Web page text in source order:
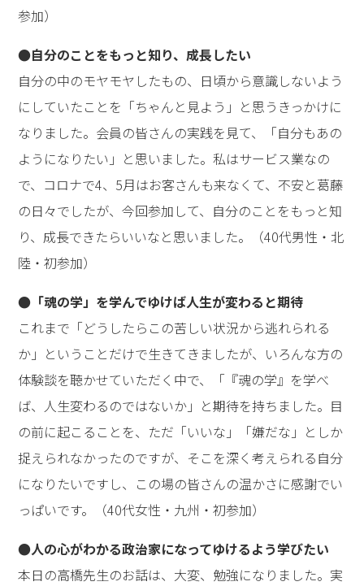
参加）
●自分のことをもっと知り、成長したい
自分の中のモヤモヤしたもの、日頃から意識しないよう
にしていたことを「ちゃんと見よう」と思うきっかけに
なりました。会員の皆さんの実践を見て、「自分もあの
ようになりたい」と思いました。私はサービス業なの
で、コロナで4、5月はお客さんも来なくて、不安と葛藤
の日々でしたが、今回参加して、自分のことをもっと知
り、成長できたらいいなと思いました。（40代男性・北
陸・初参加）
●「魂の学」を学んでゆけば人生が変わると期待
これまで「どうしたらこの苦しい状況から逃れられる
か」ということだけで生きてきましたが、いろんな方の
体験談を聴かせていただく中で、「『魂の学』を学べ
ば、人生変わるのではないか」と期待を持ちました。目
の前に起こることを、ただ「いいな」「嫌だな」としか
捉えられなかったのですが、そこを深く考えられる自分
になりたいですし、この場の皆さんの温かさに感謝でい
っぱいです。（40代女性・九州・初参加）
●人の心がわかる政治家になってゆけるよう学びたい
本日の高橋先生のお話は、大変、勉強になりました。実